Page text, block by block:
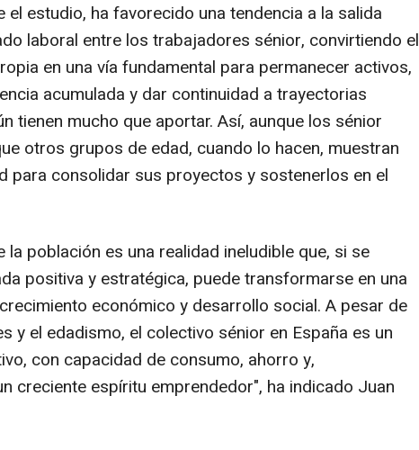
el estudio, ha favorecido una tendencia a la salida
laboral entre los trabajadores sénior, convirtiendo el
en una vía fundamental para permanecer activos,
acumulada y dar continuidad a trayectorias
tienen mucho que aportar. Así, aunque los sénior
otros grupos de edad, cuando lo hacen, muestran
para consolidar sus proyectos y sostenerlos en el
la población es una realidad ineludible que, si se
positiva y estratégica, puede transformarse en una
económico y desarrollo social. A pesar de
y el edadismo, el colectivo sénior en España es un
con capacidad de consumo, ahorro y,
creciente espíritu emprendedor", ha indicado Juan